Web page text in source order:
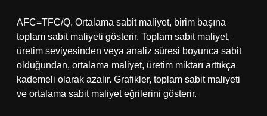
AFC=TFC/Q. Ortalama sabit maliyet, birim başına
toplam sabit maliyeti gösterir. Toplam sabit maliyet,
üretim seviyesinden veya analiz süresi boyunca sabit
olduğundan, ortalama maliyet, üretim miktarı arttıkça
kademeli olarak azalır. Grafikler, toplam sabit maliyeti
ve ortalama sabit maliyet eğrilerini gösterir.